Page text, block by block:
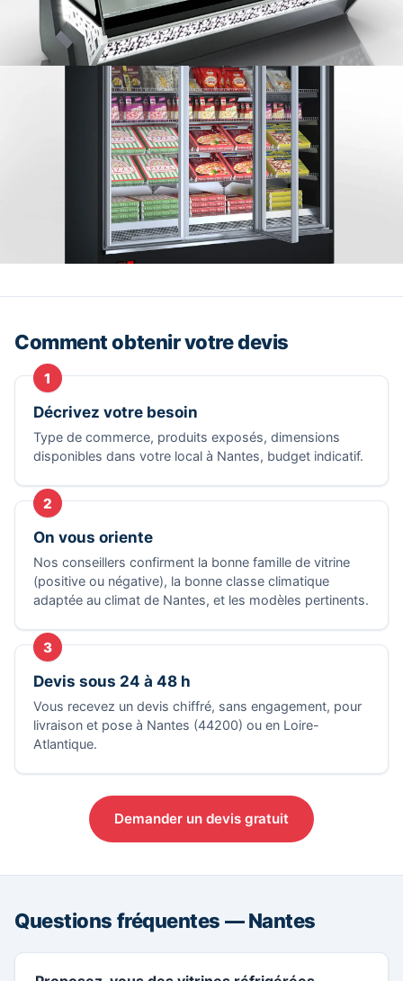
Comment obtenir votre devis
1
Décrivez votre besoin
Type de commerce, produits exposés, dimensions
disponibles dans votre local à Nantes, budget indicatif.
2
On vous oriente
Nos conseillers confirment la bonne famille de vitrine
(positive ou négative), la bonne classe climatique
adaptée au climat de Nantes, et les modèles pertinents.
3
Devis sous 24 à 48 h
Vous recevez un devis chiffré, sans engagement, pour
livraison et pose à Nantes (44200) ou en Loire-
Atlantique.
Demander un devis gratuit
Questions fréquentes — Nantes